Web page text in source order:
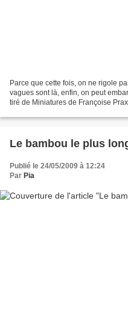
Parce que cette fois, on ne rigole
vagues sont là, enfin, on peut
tiré de Miniatures de Françoise
Le bambou le plus
Publié le 24/05/2009 à 12:24
Par Pia